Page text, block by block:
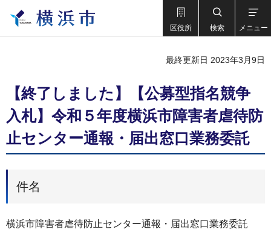
区役所 検索 メニュー
最終更新日 2023年3月9日
【終了しました】【公募型指名競争
入札】令和５年度横浜市障害者虐待防
止センター通報・届出窓口業務委託
件名
横浜市障害者虐待防止センター通報・届出窓口業務委託